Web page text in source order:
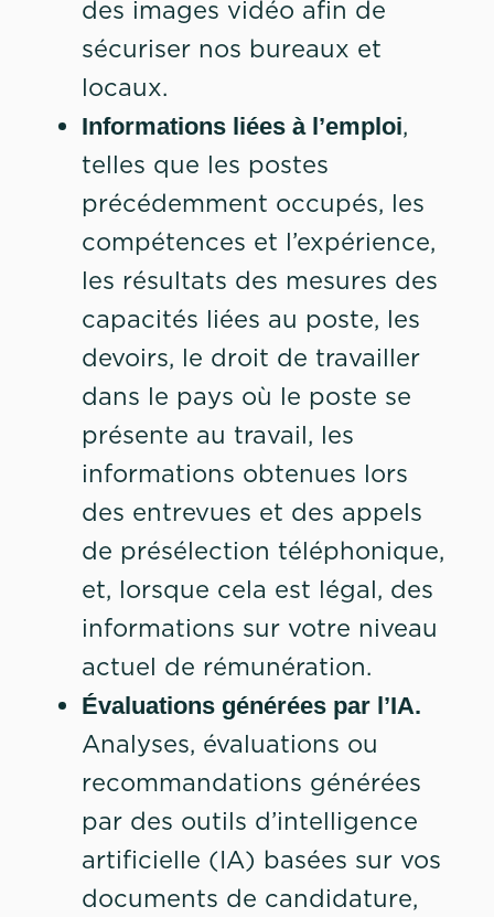
des images vidéo afin de
sécuriser nos bureaux et
locaux.
Informations liées à l’emploi,
telles que les postes
précédemment occupés, les
compétences et l’expérience,
les résultats des mesures des
capacités liées au poste, les
devoirs, le droit de travailler
dans le pays où le poste se
présente au travail, les
informations obtenues lors
des entrevues et des appels
de présélection téléphonique,
et, lorsque cela est légal, des
informations sur votre niveau
actuel de rémunération.
Évaluations générées par l’IA.
Analyses, évaluations ou
recommandations générées
par des outils d’intelligence
artificielle (IA) basées sur vos
documents de candidature,